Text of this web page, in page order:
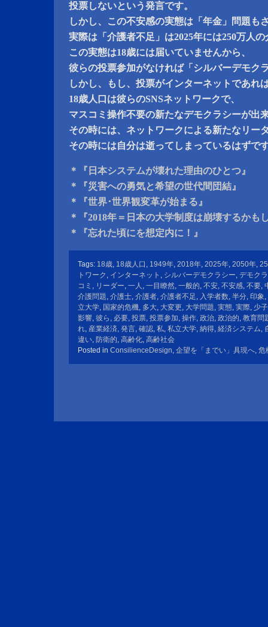
投票しないという発言です。
しかし、この不安感の実態は「年金」問題も
実際は「介護者不足」は2025年には250万人
この実態は18歳には届いていませんから、
彼らの投票参加がなければ「シルバーデモク
しかし、もし、投票がインターネットであれ
18歳人口は彼らのSNSネットワークで、
マスコミ操作不要の新たなデモクラシーが出
その時には、ネットワークによる新たなリー
その時には自分は逝ってしまっているはずで
＊『日本システムが壊れた理由のひとつ』
＊『災害への勇気と希望の世代間団結』
＊『世界･世界観変革が始まる』
＊『2018年＝日本の大学制度は崩壊するかも
＊『忘れた頃にを想定内に！』
Tags: 18歳, 18歳人口 , 1949年, 2018年, 2025年, 2050年,
トワーク , インターネット , シルバーデモクラシー, デモク
コミ , リーダー, 一人 , 一目瞭然, 一般的, 不安, 不安感, 不要,
介護問題, 介護士, 介護者, 介護者不足 , 入学者数, 半分, 印象,
立大学, 国家的危機, 多大, 大変更, 大学問題, 実態, 実際, 少
影響, 彼ら , 必要, 投票, 投票参加, 操作, 政治, 政治的, 教育問
れ, 産業経済, 発言, 確認, 私, 私立大学, 納得, 経済システム,
違い, 防衛的, 高齢化, 高齢社会
Posted in ConsilienceDesign, 企望を「までい」具現へ, 危